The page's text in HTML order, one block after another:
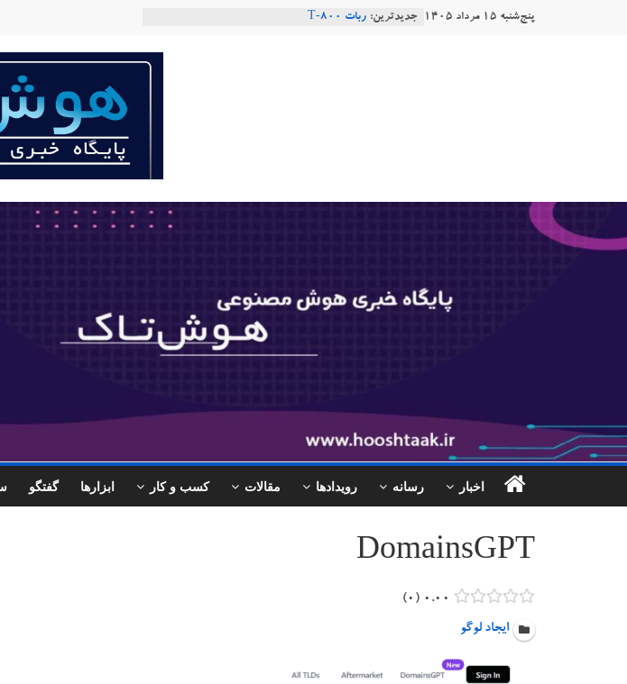
پنج‌شنبه ۱۵ مرداد ۱۴۰۵ جدیدترین: ربات T‑800
خبری
مصنوعی
اخبار رسانه رویدادها مقالات کسب و کار ابزارها گفتگو
DomainsGPT
۰.۰۰ ۰
ایجاد لوگو